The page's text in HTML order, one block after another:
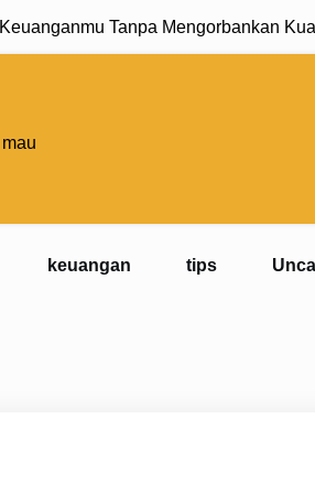
Tanpa Mengorbankan
keuangan tips